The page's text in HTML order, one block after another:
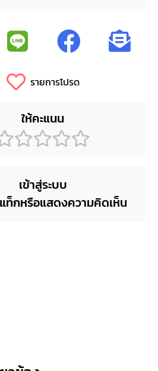
รายการโปรด
ให้คะแนน
เข้าสู่ระบบ
ท็กหรือแสดงความคิดเห็น